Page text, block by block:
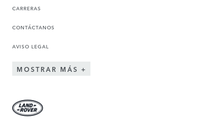
CARRERAS
CONTÁCTANOS
AVISO LEGAL
MOSTRAR MÁS